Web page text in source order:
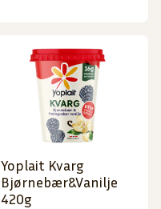
Yoplait Kvarg
Bjørnebær&Vanilje
420g